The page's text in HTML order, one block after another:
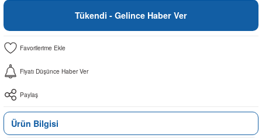
Tükendi - Gelince Haber Ver
Fiyatı Düşünce Haber Ver
Paylaş
Ürün Bilgisi